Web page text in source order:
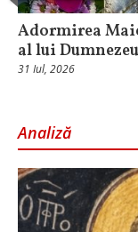
Adormirea
al lui Dumnezeu
31 Iul, 2026
Analiză